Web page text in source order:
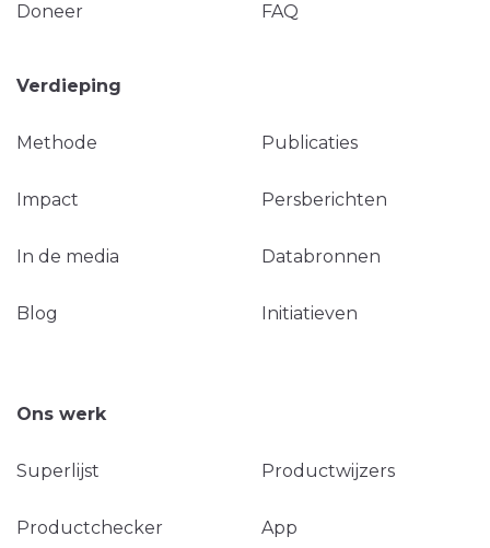
Doneer FAQ
Verdieping
Methode Publicaties
Impact Persberichten
In de media Databronnen
Blog Initiatieven
Ons werk
Superlijst Productwijzers
Productchecker App